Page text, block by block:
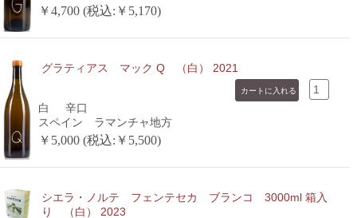
￥4,700 (税込:￥5,170)
グラティアス マック Q （白） 2021
白
辛口
スペイン ラマンチャ地方
￥5,000 (税込:￥5,500)
シエラ・ノルテ フェンテセカ ブランコ 3000ml 箱入
り （白） 2023